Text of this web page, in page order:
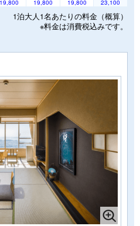
19,800 19,800 19,800 23,100
1泊大人1名あたりの料金（概算）
※料金は消費税込みです。